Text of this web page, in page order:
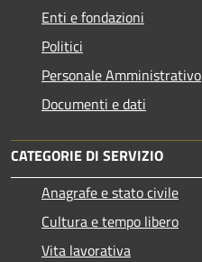
Enti e fondazioni
Politici
Personale Amministrativo
Documenti e dati
CATEGORIE DI SERVIZIO
Anagrafe e stato civile
Cultura e tempo libero
Vita lavorativa